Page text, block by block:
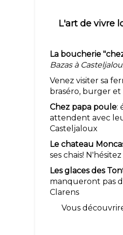
L'art de vivre
La boucherie
Bazas à
Venez visiter sa
braséro, burger
Chez papa poule:
attendent avec
Casteljaloux
Le chateau
ses chais!
Les glaces des
manqueront pas
Clarens
Vous